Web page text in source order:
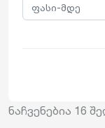
ნაჩვენებია 16